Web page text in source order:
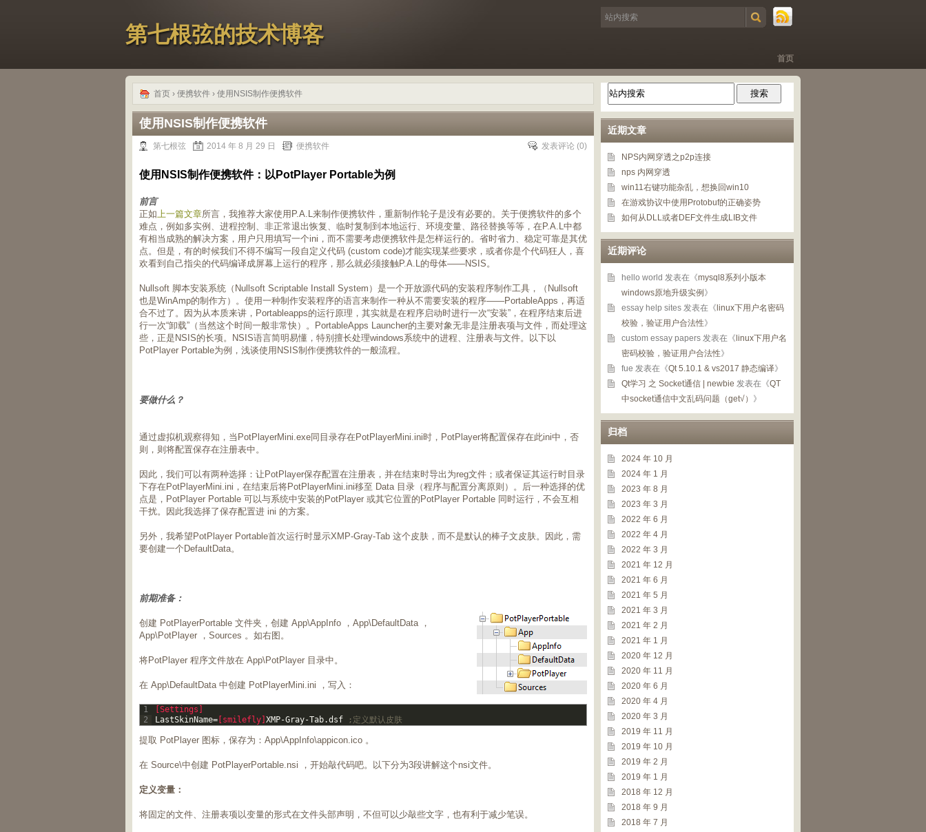
第七根弦的技术博客
首页
首页 › 便携软件 › 使用NSIS制作便携软件
使用NSIS制作便携软件
第七根弦 2014 年 8 月 29 日 便携软件 发表评论 (0)
使用NSIS制作便携软件：以PotPlayer Portable为例
前言
正如上一篇文章所言，我推荐大家使用P.A.L来制作便携软件，重新制作轮子是没有必要的。关于便携软件的多个
难点，例如多实例、进程控制、非正常退出恢复、临时复制到本地运行、环境变量、路径替换等等，在P.A.L中都
有相当成熟的解决方案，用户只用填写一个ini，而不需要考虑便携软件是怎样运行的。省时省力、稳定可靠是其优
点。但是，有的时候我们不得不编写一段自定义代码 (custom code)才能实现某些要求，或者你是个代码狂人，喜
欢看到自己指尖的代码编译成屏幕上运行的程序，那么就必须接触P.A.L的母体——NSIS。
Nullsoft 脚本安装系统（Nullsoft Scriptable Install System）是一个开放源代码的安装程序制作工具，（Nullsoft
也是WinAmp的制作方）。使用一种制作安装程序的语言来制作一种从不需要安装的程序——PortableApps，再适
合不过了。因为从本质来讲，Portableapps的运行原理，其实就是在程序启动时进行一次“安装”，在程序结束后进
行一次“卸载”（当然这个时间一般非常快）。PortableApps Launcher的主要对象无非是注册表项与文件，而处理这
些，正是NSIS的长项。NSIS语言简明易懂，特别擅长处理windows系统中的进程、注册表与文件。以下以
PotPlayer Portable为例，浅谈使用NSIS制作便携软件的一般流程。
要做什么？
通过虚拟机观察得知，当PotPlayerMini.exe同目录存在PotPlayerMini.ini时，PotPlayer将配置保存在此ini中，否
则，则将配置保存在注册表中。
因此，我们可以有两种选择：让PotPlayer保存配置在注册表，并在结束时导出为reg文件；或者保证其运行时目录
下存在PotPlayerMini.ini，在结束后将PotPlayerMini.ini移至 Data 目录（程序与配置分离原则）。后一种选择的优
点是，PotPlayer Portable 可以与系统中安装的PotPlayer 或其它位置的PotPlayer Portable 同时运行，不会互相
干扰。因此我选择了保存配置进 ini 的方案。
另外，我希望PotPlayer Portable首次运行时显示XMP-Gray-Tab 这个皮肤，而不是默认的棒子文皮肤。因此，需
要创建一个DefaultData。
前期准备：
创建 PotPlayerPortable 文件夹，创建 App\AppInfo ，App\DefaultData ，
App\PotPlayer ，Sources 。如右图。
将PotPlayer 程序文件放在 App\PotPlayer 目录中。
在 App\DefaultData 中创建 PotPlayerMini.ini ，写入：
1
2
[Settings]
LastSkinName= [smilefly] XMP-Gray-Tab.dsf ;定义默认皮肤
提取 PotPlayer 图标，保存为：App\AppInfo\appicon.ico 。
在 Source\中创建 PotPlayerPortable.nsi ，开始敲代码吧。以下分为3段讲解这个nsi文件。
定义变量：
将固定的文件、注册表项以变量的形式在文件头部声明，不但可以少敲些文字，也有利于减少笔误。
近期文章
NPS内网穿透之p2p连接
nps 内网穿透
win11右键功能杂乱，想换回win10
在游戏协议中使用Protobuf的正确姿势
如何从DLL或者DEF文件生成LIB文件
近期评论
hello world 发表在《mysql8系列小版本
windows原地升级实例 》
essay help sites 发表在《 linux下用户名密码
校验，验证用户合法性》
custom essay papers 发表在《 linux下用户名
密码校验，验证用户合法性》
fue 发表在《Qt 5.10.1 & vs2017 静态编译》
Qt学习 之 Socket通信 | newbie 发表在《QT
中socket通信中文乱码问题（get√） 》
归档
2024 年 10 月
2024 年 1 月
2023 年 8 月
2023 年 3 月
2022 年 6 月
2022 年 4 月
2022 年 3 月
2021 年 12 月
2021 年 6 月
2021 年 5 月
2021 年 3 月
2021 年 2 月
2021 年 1 月
2020 年 12 月
2020 年 11 月
2020 年 6 月
2020 年 4 月
2020 年 3 月
2019 年 11 月
2019 年 10 月
2019 年 2 月
2019 年 1 月
2018 年 12 月
2018 年 9 月
2018 年 7 月